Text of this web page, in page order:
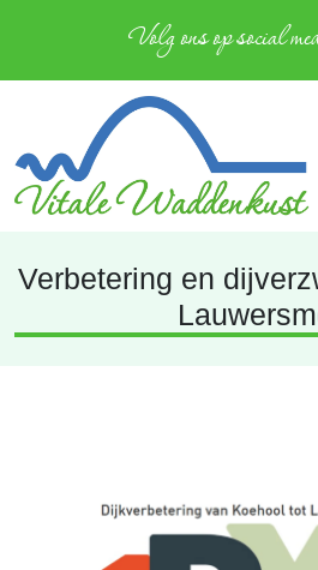
Volg ons op social
Verbetering en